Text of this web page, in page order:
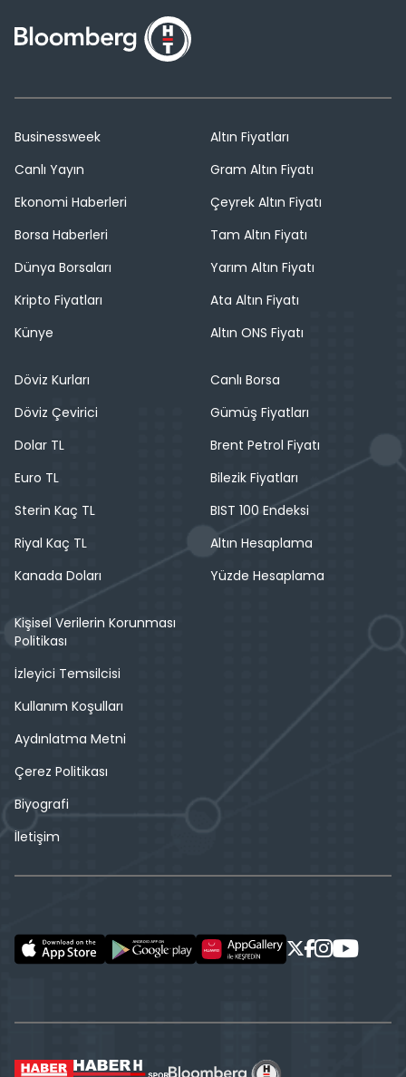
Businessweek
Canlı Yayın
Ekonomi Haberleri
Borsa Haberleri
Dünya Borsaları
Kripto Fiyatları
Künye
Altın Fiyatları
Gram Altın Fiyatı
Çeyrek Altın Fiyatı
Tam Altın Fiyatı
Yarım Altın Fiyatı
Ata Altın Fiyatı
Altın ONS Fiyatı
Döviz Kurları
Döviz Çevirici
Dolar TL
Euro TL
Sterin Kaç TL
Riyal Kaç TL
Kanada Doları
Canlı Borsa
Gümüş Fiyatları
Brent Petrol Fiyatı
Bilezik Fiyatları
BIST 100 Endeksi
Altın Hesaplama
Yüzde Hesaplama
Kişisel Verilerin Korunması
Politikası
İzleyici Temsilcisi
Kullanım Koşulları
Aydınlatma Metni
Çerez Politikası
Biyografi
İletişim